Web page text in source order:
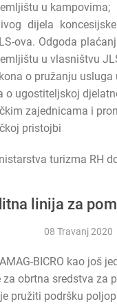
u kampovima;
dijela
ova. Odgoda
u vlasništvu
o pružanju usluga
o ugostiteljskoj
zajednicama i
pristojbi
turizma RH
linija za
08 Travanj 2020
BICRO kao još
obrtna sredstva
pružiti podršku